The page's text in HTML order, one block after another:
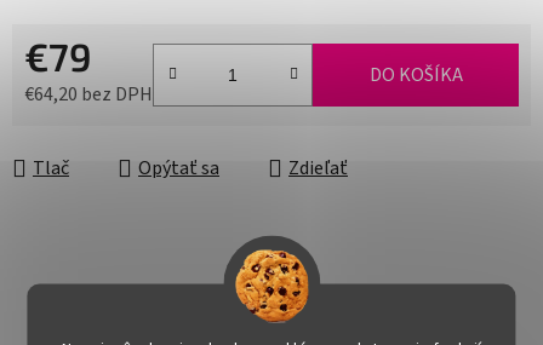
€79
€64,20 bez DPH
DO KOŠÍKA
Tlač Opýtať sa Zdieľať